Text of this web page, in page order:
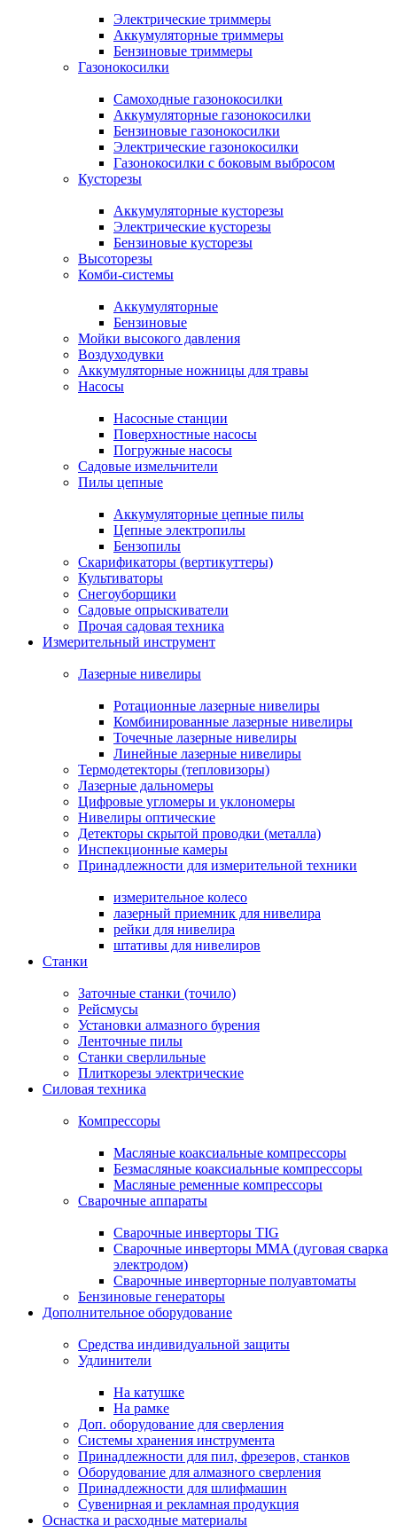
Электрические триммеры
Аккумуляторные триммеры
Бензиновые триммеры
Газонокосилки
Самоходные газонокосилки
Аккумуляторные газонокосилки
Бензиновые газонокосилки
Электрические газонокосилки
Газонокосилки с боковым выбросом
Кусторезы
Аккумуляторные кусторезы
Электрические кусторезы
Бензиновые кусторезы
Высоторезы
Комби-системы
Аккумуляторные
Бензиновые
Мойки высокого давления
Воздуходувки
Аккумуляторные ножницы для травы
Насосы
Насосные станции
Поверхностные насосы
Погружные насосы
Садовые измельчители
Пилы цепные
Аккумуляторные цепные пилы
Цепные электропилы
Бензопилы
Скарификаторы (вертикуттеры)
Культиваторы
Снегоуборщики
Садовые опрыскиватели
Прочая садовая техника
Измерительный инструмент
Лазерные нивелиры
Ротационные лазерные нивелиры
Комбинированные лазерные нивелиры
Точечные лазерные нивелиры
Линейные лазерные нивелиры
Термодетекторы (тепловизоры)
Лазерные дальномеры
Цифровые угломеры и уклономеры
Нивелиры оптические
Детекторы скрытой проводки (металла)
Инспекционные камеры
Принадлежности для измерительной техники
измерительное колесо
лазерный приемник для нивелира
рейки для нивелира
штативы для нивелиров
Станки
Заточные станки (точило)
Рейсмусы
Установки алмазного бурения
Ленточные пилы
Станки сверлильные
Плиткорезы электрические
Силовая техника
Компрессоры
Масляные коаксиальные компрессоры
Безмасляные коаксиальные компрессоры
Масляные ременные компрессоры
Сварочные аппараты
Сварочные инверторы TIG
Сварочные инверторы MMA (дуговая сварка
электродом)
Сварочные инверторные полуавтоматы
Бензиновые генераторы
Дополнительное оборудование
Средства индивидуальной защиты
Удлинители
На катушке
На рамке
Доп. оборудование для сверления
Системы хранения инструмента
Принадлежности для пил, фрезеров, станков
Оборудование для алмазного сверления
Принадлежности для шлифмашин
Сувенирная и рекламная продукция
Оснастка и расходные материалы